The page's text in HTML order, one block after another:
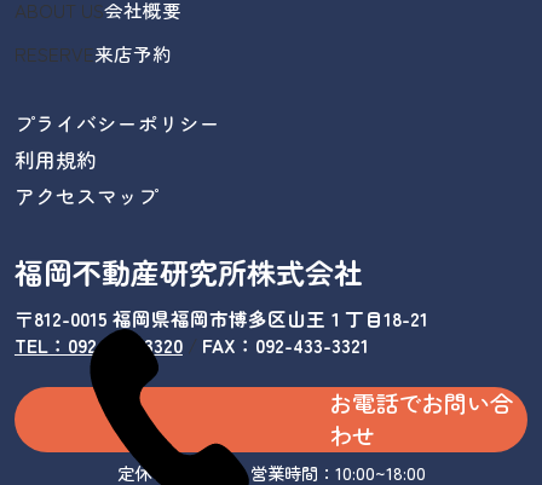
ABOUT US会社概要
RESERVE来店予約
プライバシーポリシー
利用規約
アクセスマップ
福岡不動産研究所株式会社
〒812-0015 福岡県福岡市博多区山王１丁目18-21
TEL：092-433-3320/ FAX：092-433-3321
お電話でお問い合
わせ
定休日：水曜日 営業時間：10:00~18:00